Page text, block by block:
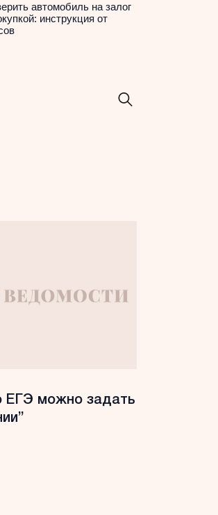
автомобиль на залог
инструкция от
ЕГЭ можно задать